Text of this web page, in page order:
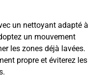
un nettoyant adapté à
un mouvement
les zones déjà lavées.
propre et éviterez les